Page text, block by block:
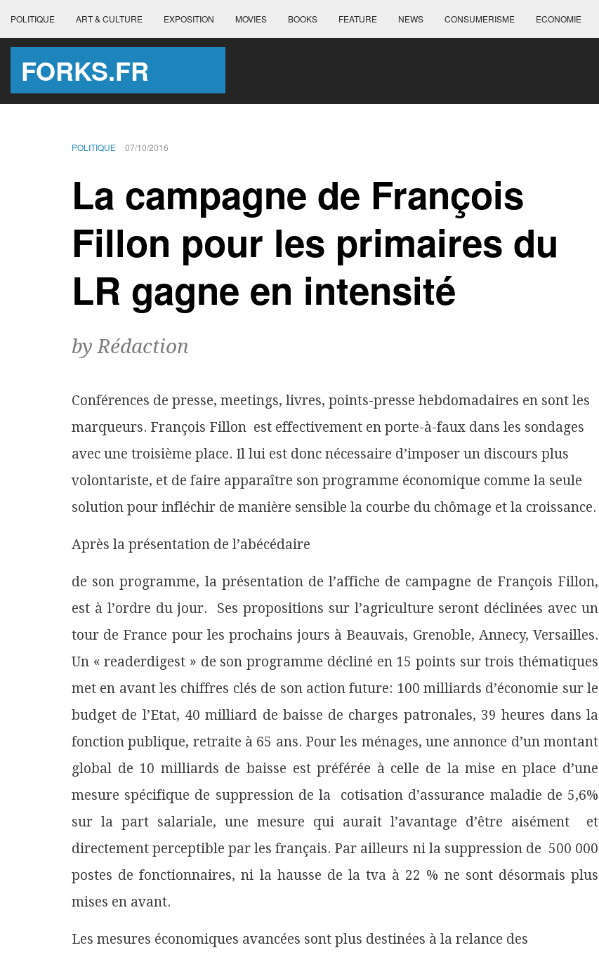
POLITIQUE ART & CULTURE EXPOSITION MOVIES BOOKS FEATURE NEWS CONSUMERISME ECONOMIE
FORKS.FR
POLITIQUE 07/10/2016
La campagne de François
Fillon pour les primaires du
LR gagne en intensité
by Rédaction
Conférences de presse, meetings, livres, points-presse hebdomadaires en sont les
marqueurs. François Fillon est effectivement en porte-à-faux dans les sondages
avec une troisième place. Il lui est donc nécessaire d’imposer un discours plus
volontariste, et de faire apparaître son programme économique comme la seule
solution pour infléchir de manière sensible la courbe du chômage et la croissance.
Après la présentation de l’abécédaire
de son programme, la présentation de l’affiche de campagne de François Fillon,
est à l’ordre du jour. Ses propositions sur l’agriculture seront déclinées avec un
tour de France pour les prochains jours à Beauvais, Grenoble, Annecy, Versailles.
Un « readerdigest » de son programme décliné en 15 points sur trois thématiques
met en avant les chiffres clés de son action future: 100 milliards d’économie sur le
budget de l’Etat, 40 milliard de baisse de charges patronales, 39 heures dans la
fonction publique, retraite à 65 ans. Pour les ménages, une annonce d’un montant
global de 10 milliards de baisse est préférée à celle de la mise en place d’une
mesure spécifique de suppression de la cotisation d’assurance maladie de 5,6%
sur la part salariale, une mesure qui aurait l’avantage d’être aisément et
directement perceptible par les français. Par ailleurs ni la suppression de 500 000
postes de fonctionnaires, ni la hausse de la tva à 22 % ne sont désormais plus
mises en avant.
Les mesures économiques avancées sont plus destinées à la relance des